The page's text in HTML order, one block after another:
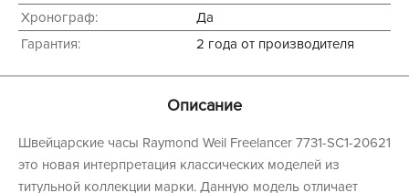
Хронограф:
Да
Гарантия:
2 года от производителя
Описание
Швейцарские часы Raymond Weil Freelancer 7731-SC1-20621
это новая интерпретация классических моделей из
титульной коллекции марки. Данную модель отличает